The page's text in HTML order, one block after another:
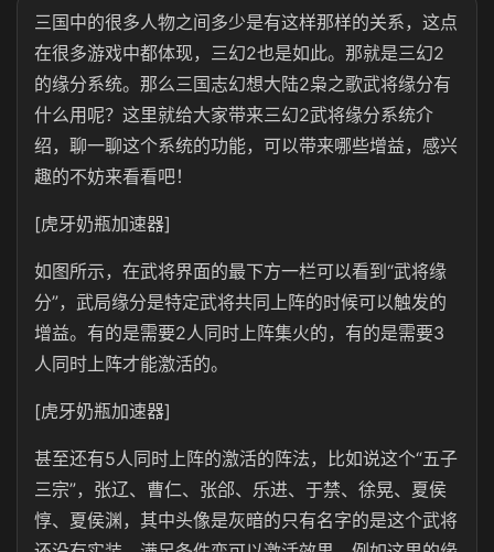
三国中的很多人物之间多少是有这样那样的关系，这点
在很多游戏中都体现，三幻2也是如此。那就是三幻2
的缘分系统。那么三国志幻想大陆2枭之歌武将缘分有
什么用呢？这里就给大家带来三幻2武将缘分系统介
绍，聊一聊这个系统的功能，可以带来哪些增益，感兴
趣的不妨来看看吧！
[虎牙奶瓶加速器]
如图所示，在武将界面的最下方一栏可以看到“武将缘
分”，武局缘分是特定武将共同上阵的时候可以触发的
增益。有的是需要2人同时上阵集火的，有的是需要3
人同时上阵才能激活的。
[虎牙奶瓶加速器]
甚至还有5人同时上阵的激活的阵法，比如说这个“五子
三宗”，张辽、曹仁、张郃、乐进、于禁、徐晃、夏侯
惇、夏侯渊，其中头像是灰暗的只有名字的是这个武将